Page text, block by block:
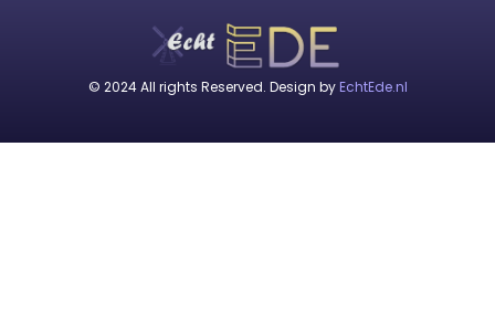
© 2024 All rights Reserved. Design byEchtEde.nl